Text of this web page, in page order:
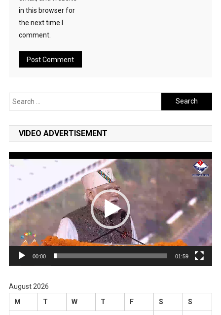
in this browser for
the next time I
comment.
Search
for:
VIDEO ADVERTISEMENT
Video
00:00 01:59
August 2026
M
T W T F S S